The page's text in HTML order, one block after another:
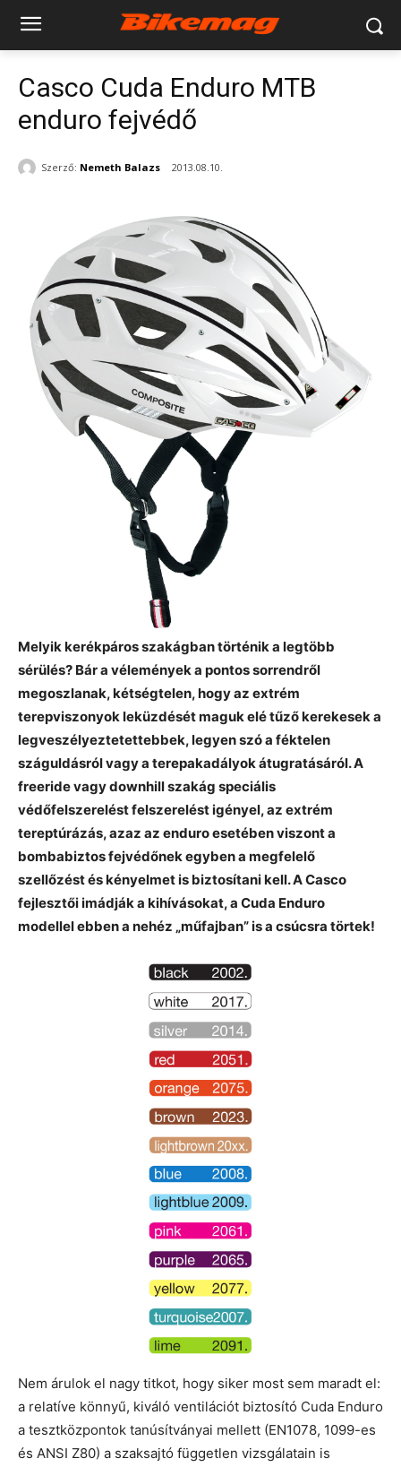
Casco Cuda Enduro MTB
enduro fejvédő
Szerző: Nemeth Balazs 2013.08.10.
Melyik kerékpáros szakágban történik a legtöbb
sérülés? Bár a vélemények a pontos sorrendről
megoszlanak, kétségtelen, hogy az extrém
terepviszonyok leküzdését maguk elé tűző kerekesek a
legveszélyeztetettebbek, legyen szó a féktelen
száguldásról vagy a terepakadályok átugratásáról. A
freeride vagy downhill szakág speciális
védőfelszerelést felszerelést igényel, az extrém
tereptúrázás, azaz az enduro esetében viszont a
bombabiztos fejvédőnek egyben a megfelelő
szellőzést és kényelmet is biztosítani kell. A Casco
fejlesztői imádják a kihívásokat, a Cuda Enduro
modellel ebben a nehéz „műfajban” is a csúcsra törtek!
Nem árulok el nagy titkot, hogy siker most sem maradt el:
a relatíve könnyű, kiváló ventilációt biztosító Cuda Enduro
a tesztközpontok tanúsítványai mellett (EN1078, 1099-es
és ANSI Z80) a szaksajtó független vizsgálatain is